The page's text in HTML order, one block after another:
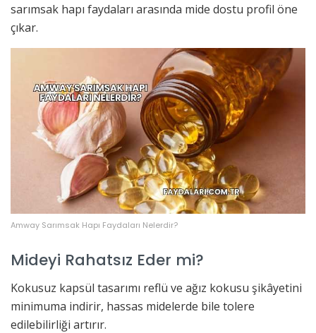
sarımsak hapı faydaları arasında mide dostu profil öne
çıkar.
Amway Sarımsak Hapı Faydaları Nelerdir?
Mideyi Rahatsız Eder mi?
Kokusuz kapsül tasarımı reflü ve ağız kokusu şikâyetini
minimuma indirir, hassas midelerde bile tolere
edilebilirliği artırır.